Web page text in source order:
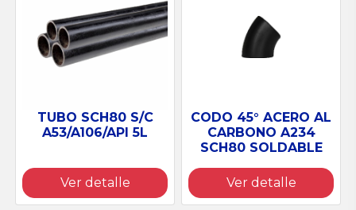
TUBO SCH80 S/C
A53/A106/API 5L
Ver detalle
CODO 45° ACERO AL
CARBONO A234
SCH80 SOLDABLE
Ver detalle